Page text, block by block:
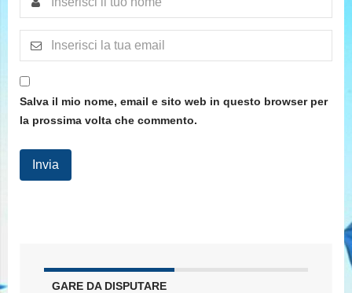
Salva il mio nome, email e sito web in questo browser per
la prossima volta che commento.
GARE DA DISPUTARE